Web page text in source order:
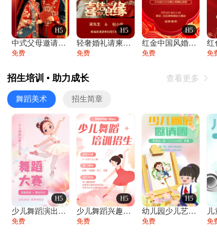
H5
中式父母邀请函婚礼结婚请柬请贴父母邀请方
免费
H5
轻奢婚礼请柬婚礼邀请函结婚照请帖
免费
H5
红金中国风婚礼请柬出阁喜宴嫁女请帖出阁宴
免费 免
招生培训 • 助力成长 查看更多 
舞蹈美术 招生简章
H5
少儿舞蹈演出舞蹈比赛跳舞大赛文艺汇演活动
免费
H5
少儿舞蹈兴趣班艺术培训学校招生宣传
免费
H5
幼儿园少儿艺术展览绘画展摄影作品展美术展
免费 免